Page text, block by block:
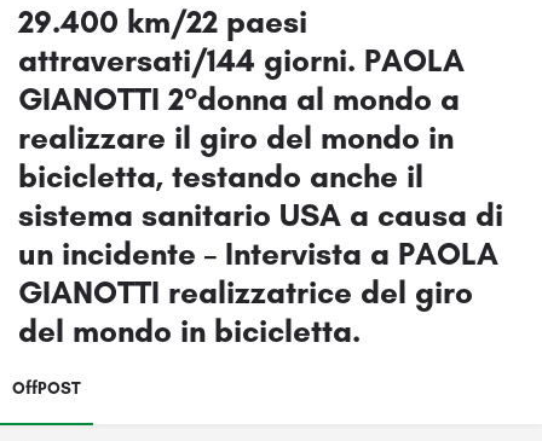
29.400 km/22 paesi
attraversati/144 giorni. PAOLA
GIANOTTI 2°donna al mondo a
realizzare il giro del mondo in
bicicletta, testando anche il
sistema sanitario USA a causa di
un incidente – Intervista a PAOLA
GIANOTTI realizzatrice del giro
del mondo in bicicletta.
OffPOST